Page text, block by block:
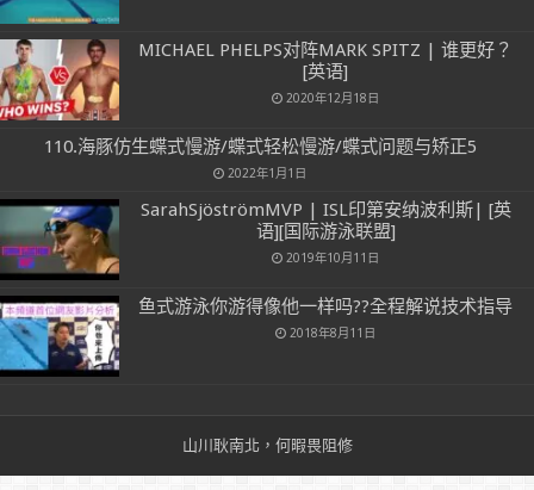
MICHAEL PHELPS对阵MARK SPITZ | 谁更好？
[英语]
2020年12月18日
110.海豚仿生蝶式慢游/蝶式轻松慢游/蝶式问题与矫正5
2022年1月1日
SarahSjöströmMVP | ISL印第安纳波利斯| [英
语][国际游泳联盟]
2019年10月11日
鱼式游泳你游得像他一样吗??全程解说技术指导
2018年8月11日
山川耿南北，何暇畏阻修